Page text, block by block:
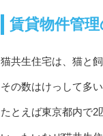
賃貸物件管
猫共生住宅は、猫と
その数はけっして多
たとえば東京都内で2